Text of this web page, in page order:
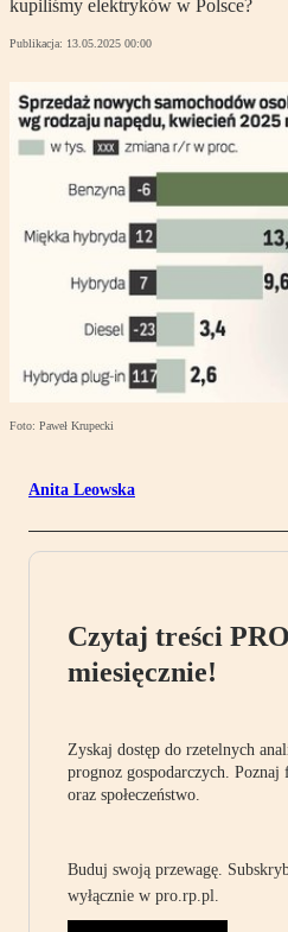
kupiliśmy elektryków w Polsce?
Publikacja: 13.05.2025 00:00
Foto: Paweł Krupecki
Anita Leowska
Czytaj treści
miesięcznie!
Zyskaj dostęp do rzetelnych
prognoz gospodarczych.
oraz społeczeństwo.
Buduj swoją przewagę.
wyłącznie w pro.rp.pl.